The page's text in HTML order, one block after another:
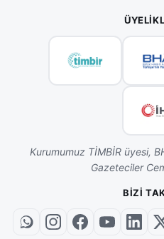
Kurumumuz TİMBİR üyesi,
Gazeteciler
BIZI